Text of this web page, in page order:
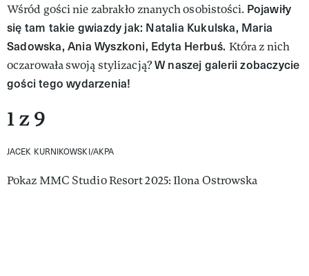
Wśród gości nie zabrakło znanych osobistości. Pojawiły
się tam takie gwiazdy jak: Natalia Kukulska, Maria
Sadowska, Ania Wyszkoni, Edyta Herbuś. Która z nich
oczarowała swoją stylizacją?W naszej galerii zobaczycie
gości tego wydarzenia!
1 z 9
JACEK KURNIKOWSKI/AKPA
Pokaz MMC Studio Resort 2025: Ilona Ostrowska